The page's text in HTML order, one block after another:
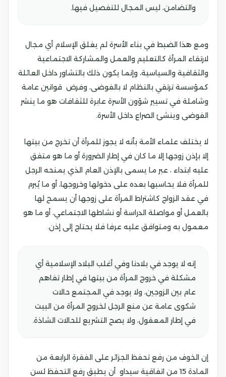
والتضامن، ليس المجال للتفصيل فيها.
ومع هذا الضبط في بناء الأسرة لم يغلق الإسلام أي مجال
لارتقاء المرأة كالتعليم والعمل والمشاركة الاجتماعية
والثقافية والسياسية، وإنما يكون ذلك بالتشاور داخل العائلة
كمؤسسة ترتقي بالنظام لا بالفوضى، وفرض قوانين عامة
وشاملة في تسيير شؤون الأسرة عابرة للثقافات هو ما ينشر
الفوضى وينشئ الصراع داخل الأسرة.
لا يختلف علماء الأمة بأنه لا يجوز للمرأة أن تخرج من بيتها
إلا بإذن زوجها إلا ما كان في إطار الضرورة أو ما هو متفق
عليه ابتداء ، عبر ما يسمى بالإذن العام الذي يمنحه الرجل
للمرأة فلا يحاسبها بعده على دخولها وخروجها، أو ما يُبرم
في عقد الزواج كاشتراط المرأة على زوجها أن يسمح لها
بالعمل أو مواصلة الدراسة أو نشاطها الاجتماعي، أو ما هو
معمول به ومتوافق عليه عرفا فلا يحتاج إلى إذن.
إنه لا يوجد في بلادنا وفي أغلب البلاد الإسلامية أي
مشكلة في خروج المرأة من بيتها في إطار تفاهم
عام بين الزوجين، ولا يوجد في المجتمع حالات
شكوى عامة عن منع الرجل لخروج المرأة من البيت
في إطار المعقول، ولا يصح التشريع للحالات الشاذة.
إن الخوف من رفع تحفظ الجزائر على الفقرة الرابعة من
المادة 15 من اتفاقية سيداو أن يطبق رفع التحفظ لسن